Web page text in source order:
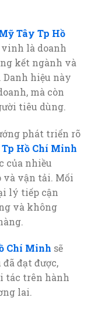
Tây Tp Hồ
là doanh
kết ngành và
hiệu này
mà còn
tiêu dùng.
phát triển rõ
Hồ Chí Minh
của nhiều
vận tải. Mối
lý tiếp cận
và không
Chí Minh sẽ
đạt được,
tác trên hành
lai.